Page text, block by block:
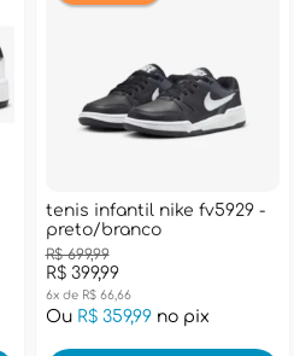
tenis infantil nike fv5929 -
preto/branco
R$ 399,99
R$ 699,99
6x de R$ 66,66
Ou R$ 359,99no pix